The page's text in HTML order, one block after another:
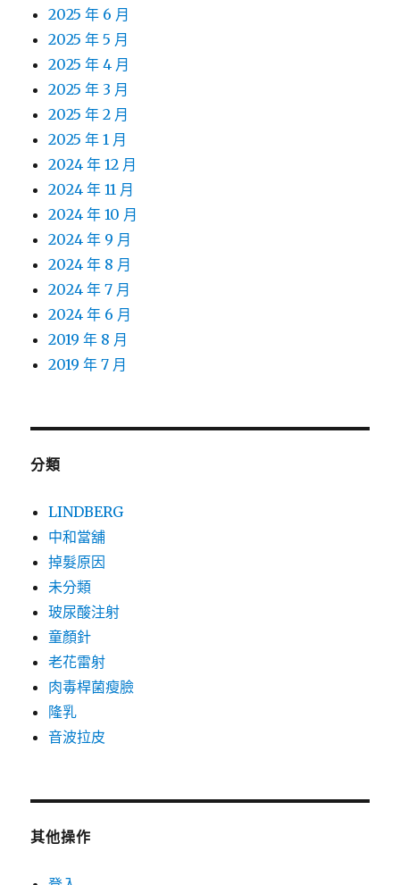
2025 年 6 月
2025 年 5 月
2025 年 4 月
2025 年 3 月
2025 年 2 月
2025 年 1 月
2024 年 12 月
2024 年 11 月
2024 年 10 月
2024 年 9 月
2024 年 8 月
2024 年 7 月
2024 年 6 月
2019 年 8 月
2019 年 7 月
分類
LINDBERG
中和當舖
掉髮原因
未分類
玻尿酸注射
童顏針
老花雷射
肉毒桿菌瘦臉
隆乳
音波拉皮
其他操作